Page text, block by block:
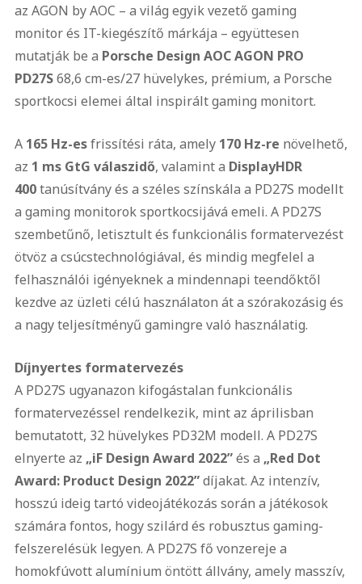
az AGON by AOC – a világ egyik vezető gaming
monitor és IT-kiegészítő márkája – együttesen
mutatják be a Porsche Design AOC AGON PRO
PD27S68,6 cm-es/27 hüvelykes, prémium, a Porsche
sportkocsi elemei által inspirált gaming monitort.
A 165 Hz-esfrissítési ráta, amely170 Hz-re növelhető,
az 1 ms GtG válaszidő, valamint a DisplayHDR
400tanúsítvány és a széles színskála a PD27S modellt
a gaming monitorok sportkocsijává emeli. A PD27S
szembetűnő, letisztult és funkcionális formatervezést
ötvöz a csúcstechnológiával, és mindig megfelel a
felhasználói igényeknek a mindennapi teendőktől
kezdve az üzleti célú használaton át a szórakozásig és
a nagy teljesítményű gamingre való használatig.
Díjnyertes formatervezés
A PD27S ugyanazon kifogástalan funkcionális
formatervezéssel rendelkezik, mint az áprilisban
bemutatott, 32 hüvelykes PD32M modell. A PD27S
elnyerte az „iF Design Award 2022”és a „Red Dot
Award: Product Design 2022”díjakat. Az intenzív,
hosszú ideig tartó videojátékozás során a játékosok
számára fontos, hogy szilárd és robusztus gaming-
felszerelésük legyen. A PD27S fő vonzereje a
homokfúvott alumínium öntött állvány, amely masszív,